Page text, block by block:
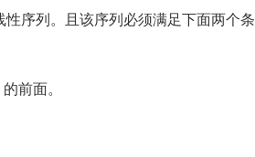
序列。且该序列必须满足下面两个
前面。